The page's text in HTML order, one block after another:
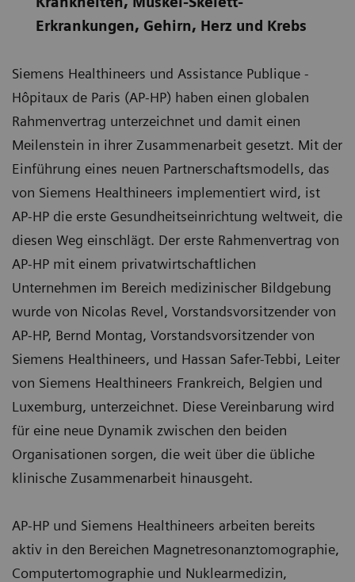
Erkrankungen, Gehirn, Herz und Krebs
Siemens Healthineers und Assistance Publique -
Hôpitaux de Paris (AP-HP) haben einen globalen
Rahmenvertrag unterzeichnet und damit einen
Meilenstein in ihrer Zusammenarbeit gesetzt. Mit der
Einführung eines neuen Partnerschaftsmodells, das
von Siemens Healthineers implementiert wird, ist
AP-HP die erste Gesundheitseinrichtung weltweit, die
diesen Weg einschlägt. Der erste Rahmenvertrag von
AP-HP mit einem privatwirtschaftlichen
Unternehmen im Bereich medizinischer Bildgebung
wurde von Nicolas Revel, Vorstandsvorsitzender von
AP-HP, Bernd Montag, Vorstandsvorsitzender von
Siemens Healthineers, und Hassan Safer-Tebbi, Leiter
von Siemens Healthineers Frankreich, Belgien und
Luxemburg, unterzeichnet. Diese Vereinbarung wird
für eine neue Dynamik zwischen den beiden
Organisationen sorgen, die weit über die übliche
klinische Zusammenarbeit hinausgeht.
AP-HP und Siemens Healthineers arbeiten bereits
aktiv in den Bereichen Magnetresonanztomographie,
Computertomographie und Nuklearmedizin,